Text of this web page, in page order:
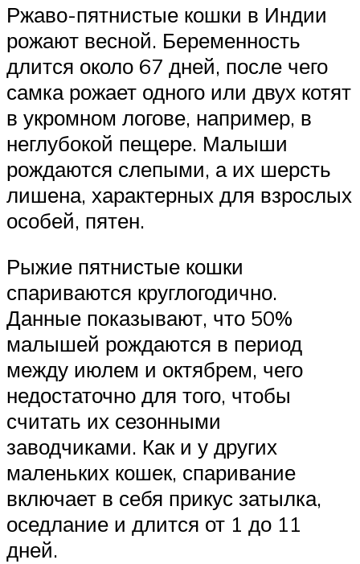
Ржаво-пятнистые кошки в Индии
рожают весной. Беременность
длится около 67 дней, после чего
самка рожает одного или двух котят
в укромном логове, например, в
неглубокой пещере. Малыши
рождаются слепыми, а их шерсть
лишена, характерных для взрослых
особей, пятен.
Рыжие пятнистые кошки
спариваются круглогодично.
Данные показывают, что 50%
малышей рождаются в период
между июлем и октябрем, чего
недостаточно для того, чтобы
считать их сезонными
заводчиками. Как и у других
маленьких кошек, спаривание
включает в себя прикус затылка,
оседлание и длится от 1 до 11
дней.